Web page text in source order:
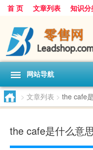
首 页 文章列表 知识分
网站导航
> 文章列表 > the cafe
the cafe是什么意